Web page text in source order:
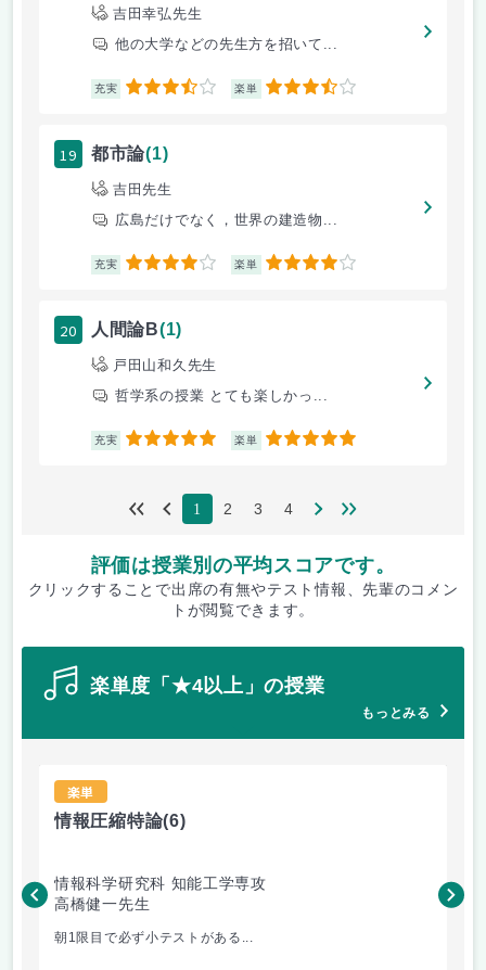
吉田幸弘先生
他の大学などの先生方を招いて...
充実 3.5 楽単 3.5
19 都市論(1)
吉田先生
広島だけでなく，世界の建造物...
充実 4 楽単 4
20 人間論B(1)
戸田山和久先生
哲学系の授業 とても楽しかっ...
充実 5 楽単 5
1 2 3 4
評価は授業別の平均スコアです。
クリックすることで出席の有無やテスト情報、先輩のコメン
トが閲覧できます。
楽単度「★4以上」の授業
もっとみる
楽単
情報圧縮特論(6)
情報科学研究科 知能工学専攻
高橋健一先生
朝1限目で必ず小テストがある...
李